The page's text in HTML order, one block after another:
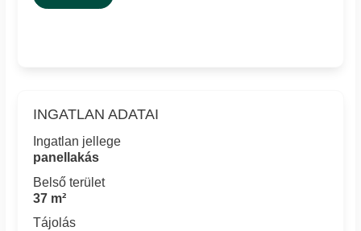
INGATLAN ADATAI
Ingatlan jellege
panellakás
Belső terület
37 m²
Tájolás